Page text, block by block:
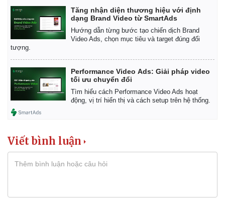
Pháp luật
Tin nóng
Tư vấn luật
Việt Nam
Phân tích
Tăng nhận diện thương hiệu với định
dạng Brand Video từ SmartAds
Hướng dẫn từng bước tạo chiến dịch Brand
Video Ads, chọn mục tiêu và target đúng đối
tượng.
Performance Video Ads: Giải pháp video
tối ưu chuyển đổi
Tìm hiểu cách Performance Video Ads hoạt
động, vị trí hiển thị và cách setup trên hệ thống.
Viết bình luận